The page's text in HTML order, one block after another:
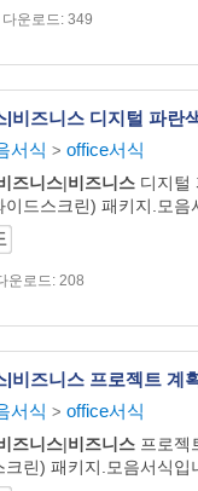
운로드: 349
서식 > office서식
즈니스|비즈니스 디지털
이드스크린) 패키지.모음
운로드: 208
서식 > office서식
즈니스|비즈니스 프로젝
크린) 패키지.모음서식입